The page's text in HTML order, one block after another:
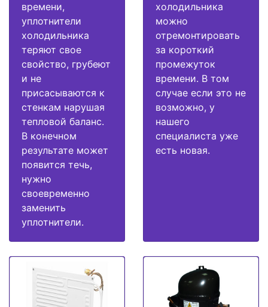
времени,
уплотнители
холодильника
теряют свое
свойство, грубеют
и не
присасываются к
стенкам нарушая
тепловой баланс.
В конечном
результате может
появится течь,
нужно
своевременно
заменить
уплотнители.
холодильника
можно
отремонтировать
за короткий
промежуток
времени. В том
случае если это не
возможно, у
нашего
специалиста уже
есть новая.